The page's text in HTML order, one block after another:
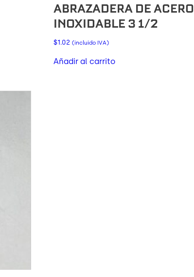
ABRAZADERA DE ACERO
INOXIDABLE 3 1/2
$1.02 (incluido IVA)
Añadir al carrito